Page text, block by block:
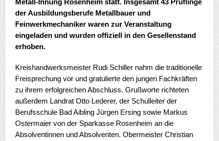
Metall-Innung Rosenheim statt. Insgesamt 43 Prüflinge
der Ausbildungsberufe Metallbauer und
Feinwerkmechaniker waren zur Veranstaltung
eingeladen und wurden offiziell in den Gesellenstand
erhoben.
Kreishandwerksmeister Rudi Schiller nahm die traditionelle
Freisprechung vor und gratulierte den jungen Fachkräften
zu ihrem erfolgreichen Abschluss. Grußworte richteten
außerdem Landrat Otto Lederer, der Schulleiter der
Berufsschule Bad Aibling Jürgen Ersing sowie Markus
Ostermaier von der Sparkasse Rosenheim an die
Absolventinnen und Absolventen. Obermeister Christian